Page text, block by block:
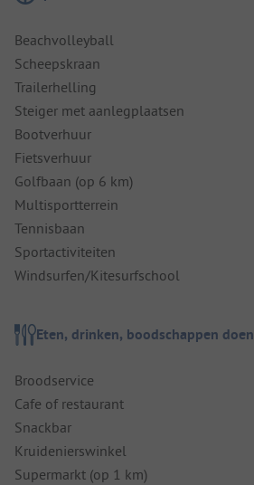
Beachvolleyball
Scheepskraan
Trailerhelling
Steiger met aanlegplaatsen
Bootverhuur
Fietsverhuur
Golfbaan (op 6 km)
Multisportterrein
Tennisbaan
Sportactiviteiten
Windsurfen/Kitesurfschool
Eten, drinken, boodschappen doen
Broodservice
Cafe of restaurant
Snackbar
Kruidenierswinkel
Supermarkt (op 1 km)